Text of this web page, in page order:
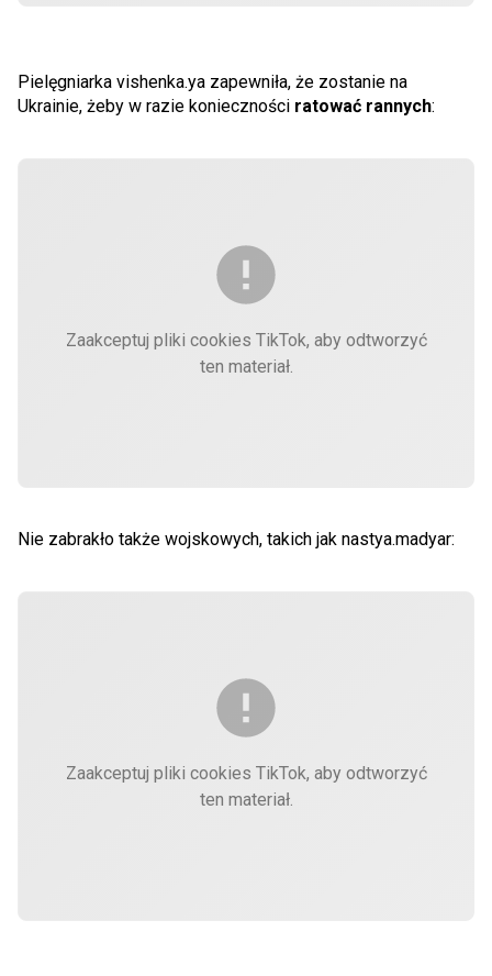
Pielęgniarka vishenka.ya zapewniła, że zostanie na
Ukrainie, żeby w razie konieczności ratować rannych:
Zaakceptuj pliki cookies TikTok, aby odtworzyć
ten materiał.
Nie zabrakło także wojskowych, takich jak nastya.madyar:
Zaakceptuj pliki cookies TikTok, aby odtworzyć
ten materiał.